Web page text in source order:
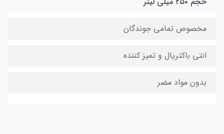
مخصوص تمامی جوندگان
انتی باکتریال و تمیز کننده
بدون مواد مضر